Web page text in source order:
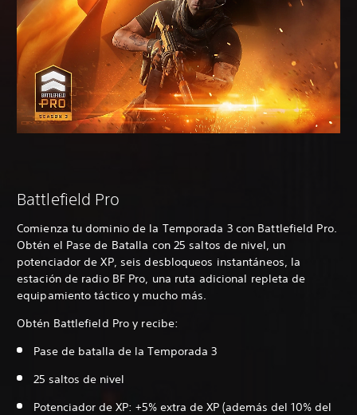
Battlefield Pro
Comienza tu dominio de la Temporada 3 con Battlefield Pro.
Obtén el Pase de Batalla con 25 saltos de nivel, un
potenciador de XP, seis desbloqueos instantáneos, la
estación de radio BF Pro, una ruta adicional repleta de
equipamiento táctico y mucho más.
Obtén Battlefield Pro y recibe:
Pase de batalla de la Temporada 3
25 saltos de nivel
Potenciador de XP: +5% extra de XP (además del 10% del